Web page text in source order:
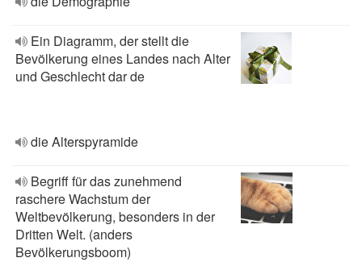
Ein Diagramm, der stellt die
Bevölkerung eines Landes nach Alter
und Geschlecht dar de
die Alterspyramide
Begriff für das zunehmend
raschere Wachstum der
Weltbevölkerung, besonders in der
Dritten Welt. (anders
Bevölkerungsboom)